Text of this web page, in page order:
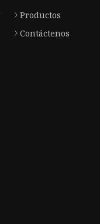
Productos
Contáctenos